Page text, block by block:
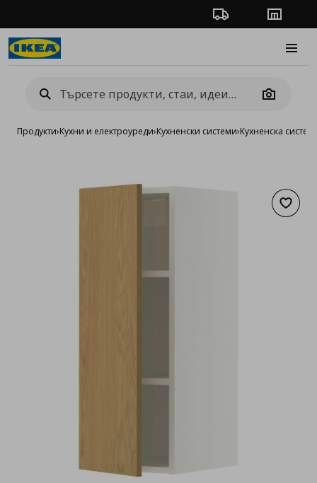
Проследяване на
Camera
Продукти›Кухни и електроуреди›Кухненски системи›Кухненска